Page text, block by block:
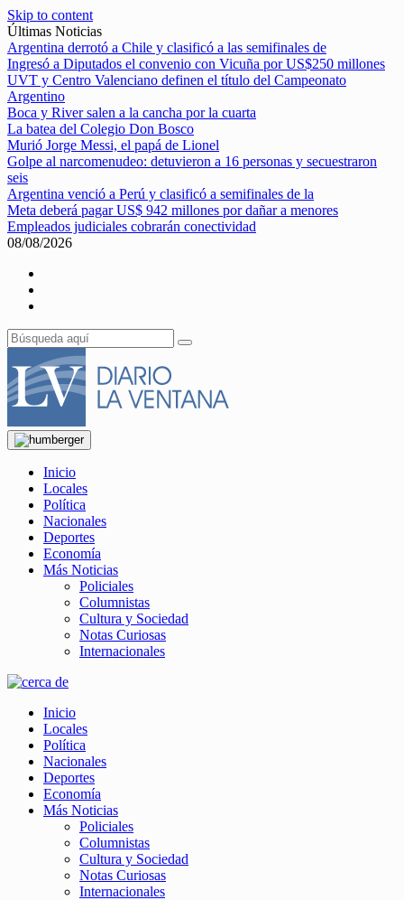
Skip to content
Últimas Noticias
Argentina derrotó a Chile y clasificó a las semifinales de
Ingresó a Diputados el convenio con Vicuña por US$250 millones
UVT y Centro Valenciano definen el título del Campeonato
Argentino
Boca y River salen a la cancha por la cuarta
La batea del Colegio Don Bosco
Murió Jorge Messi, el papá de Lionel
Golpe al narcomenudeo: detuvieron a 16 personas y secuestraron
seis
Argentina venció a Perú y clasificó a semifinales de la
Meta deberá pagar US$ 942 millones por dañar a menores
Empleados judiciales cobrarán conectividad
08/08/2026
Inicio
Locales
Política
Nacionales
Deportes
Economía
Más Noticias
Policiales
Columnistas
Cultura y Sociedad
Notas Curiosas
Internacionales
Inicio
Locales
Política
Nacionales
Deportes
Economía
Más Noticias
Policiales
Columnistas
Cultura y Sociedad
Notas Curiosas
Internacionales